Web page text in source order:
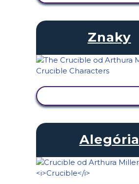
Znaky
Alegória